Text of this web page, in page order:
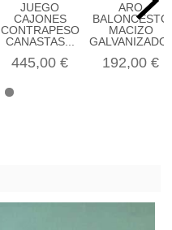
JUEGO
CAJONES
CONTRAPESO
CANASTAS...
445,00 €
ARO
BALONCESTO
MACIZO
192,00 €